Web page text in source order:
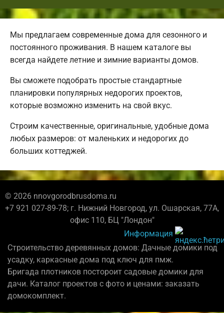
Мы предлагаем современные дома для сезонного и
постоянного проживания. В нашем каталоге вы
всегда найдете летние и зимние варианты домов.
Вы сможете подобрать простые стандартные
планировки популярных недорогих проектов,
которые возможно изменить на свой вкус.
Строим качественные, оригинальные, удобные дома
любых размеров: от маленьких и недорогих до
больших коттеджей.
© 2026 nnovgorodbrusdoma.ru
+7 921 027-89-78; г. Нижний Новгород, ул. Ошарская, 77А,
офис 110, БЦ "Лондон"
Информация
Строительство деревянных домов: Дачные домики под
усадку, каркасные дома под ключ для пмж.
Бригада плотников постороит садовые домики для
дачи. Каталог проектов с фото и ценами: заказать
домокомплект.